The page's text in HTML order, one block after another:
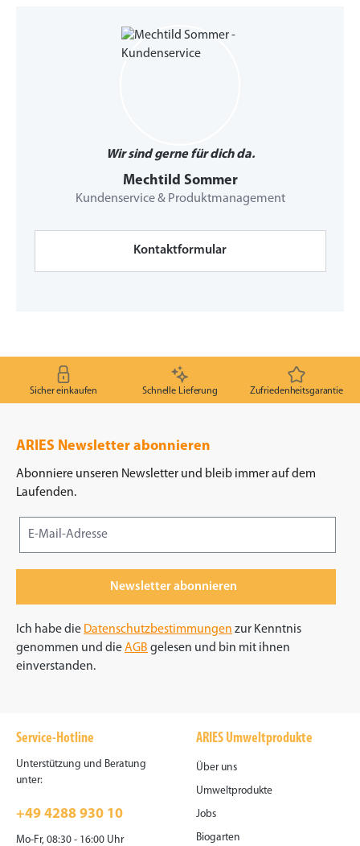
Wir sind gerne für dich da.
Mechtild Sommer
Kundenservice & Produktmanagement
Kontaktformular
Sicher einkaufen Schnelle Lieferung Zufriedenheitsgarantie
ARIES Newsletter abonnieren
Abonniere unseren Newsletter und bleib immer auf dem
Laufenden.
Newsletter abonnieren
Ich habe die Datenschutzbestimmungen zur Kenntnis
genommen und dieAGB gelesen und bin mit ihnen
einverstanden.
Service-Hotline
Unterstützung und Beratung
unter:
+49 4288 930 10
Mo-Fr, 08:30 - 16:00 Uhr
ARIES Umweltprodukte
Über uns
Umweltprodukte
Jobs
Biogarten